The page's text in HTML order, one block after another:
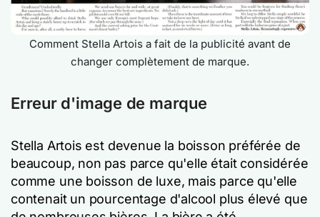
Comment Stella Artois a fait de la publicité avant de
changer complètement de marque.
Erreur d'image de marque
Stella Artois est devenue la boisson préférée de
beaucoup, non pas parce qu'elle était considérée
comme une boisson de luxe, mais parce qu'elle
contenait un pourcentage d'alcool plus élevé que